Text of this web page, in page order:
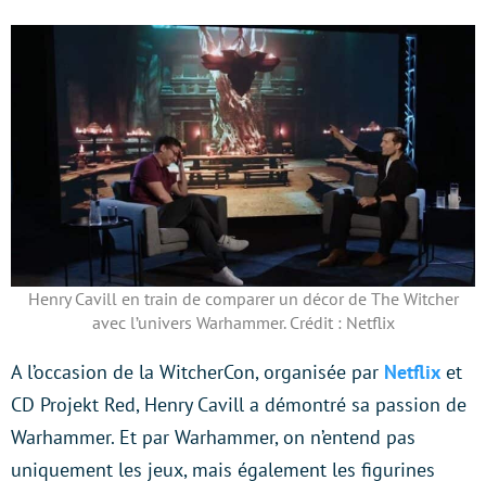
Henry Cavill en train de comparer un décor de The Witcher
avec l’univers Warhammer. Crédit : Netflix
A l’occasion de la WitcherCon, organisée par Netflix et
CD Projekt Red, Henry Cavill a démontré sa passion de
Warhammer. Et par Warhammer, on n’entend pas
uniquement les jeux, mais également les figurines